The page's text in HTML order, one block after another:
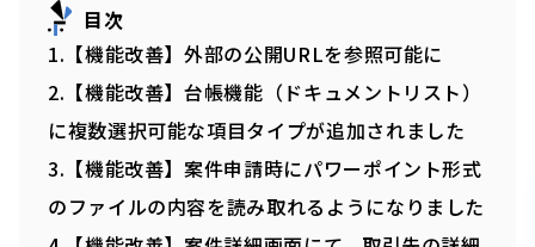
目次
1.【機能改善】外部の公開URLを参照可能に
2.【機能改善】台帳機能（ドキュメントリスト）
に複数選択可能な項目タイプが追加されました
3.【機能改善】案件申請時にパワーポイント形式
のファイルの内容を読み取れるようになりました